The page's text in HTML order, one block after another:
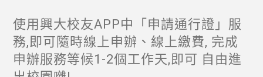
使用興大校友APP中「申請通行證」服
務,即可隨時線上申辦、線上繳費, 完成
申辦服務等候1-2個工作天,即可 自由進